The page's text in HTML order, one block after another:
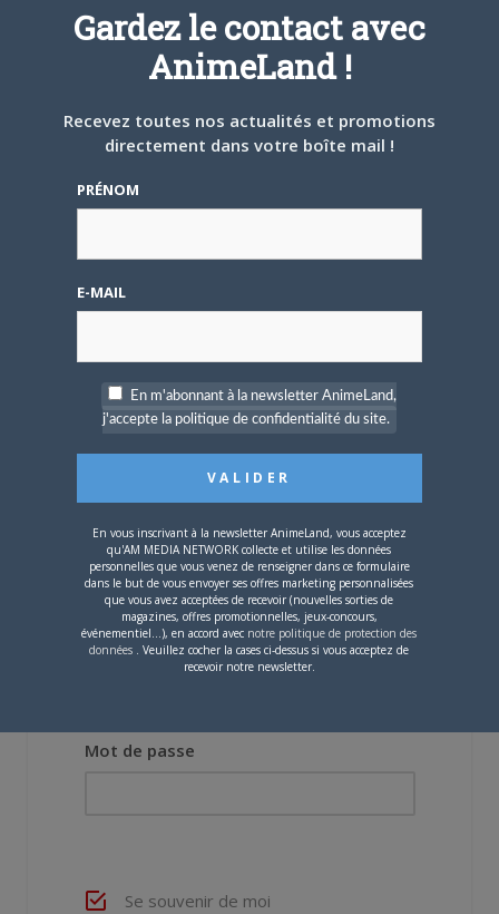
4 AOÛT 2026 0
Une nouvelle série TV
Digimon en préparation
[Entretien] Mokochan : «
demandé de suivre au
mieux le manga
originel.»
Nom d'utilisateur ou adresse e-mail
Mot de passe
Se souvenir de moi
Gardez le contact avec
AnimeLand !
Recevez toutes nos actualités et promotions
directement dans votre boîte mail !
PRÉNOM
E-MAIL
En m'abonnant à la newsletter AnimeLand,
j'accepte la politique de confidentialité du site.
En vous inscrivant à la newsletter AnimeLand, vous acceptez
qu'AM MEDIA NETWORK collecte et utilise les données
personnelles que vous venez de renseigner dans ce formulaire
dans le but de vous envoyer ses offres marketing personnalisées
que vous avez acceptées de recevoir (nouvelles sorties de
magazines, offres promotionnelles, jeux-concours,
événementiel...), en accord avec notre politique de protection des
données . Veuillez cocher la cases ci-dessus si vous acceptez de
recevoir notre newsletter.